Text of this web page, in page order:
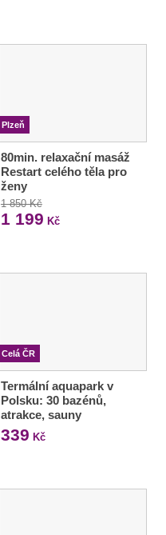
Plzeň
80min. relaxační masáž
Restart celého těla pro
ženy
1 850 Kč
1 199 Kč
Celá ČR
Termální aquapark v
Polsku: 30 bazénů,
atrakce, sauny
339 Kč